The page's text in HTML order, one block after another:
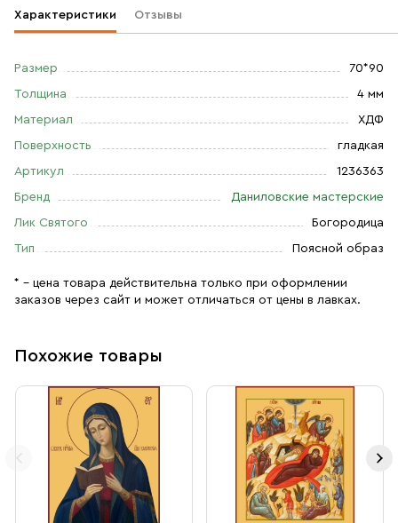
Характеристики Отзывы
Размер 70*90
Толщина 4 мм
Материал ХДФ
Поверхность гладкая
Артикул 1236363
Бренд Даниловские мастерские
Лик Святого Богородица
Тип Поясной образ
* – цена товара действительна только при оформлении
заказов через сайт и может отличаться от цены в лавках.
Похожие товары